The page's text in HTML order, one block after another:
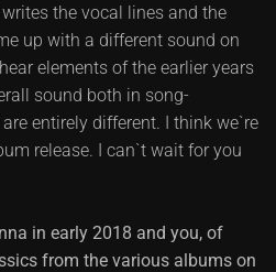
the vocal lines and the
up with a different sound on
elements of the earlier years
sound both in song-
entirely different. I think we`re
release. I can`t wait for you
in early 2018 and you, of
from the various albums on